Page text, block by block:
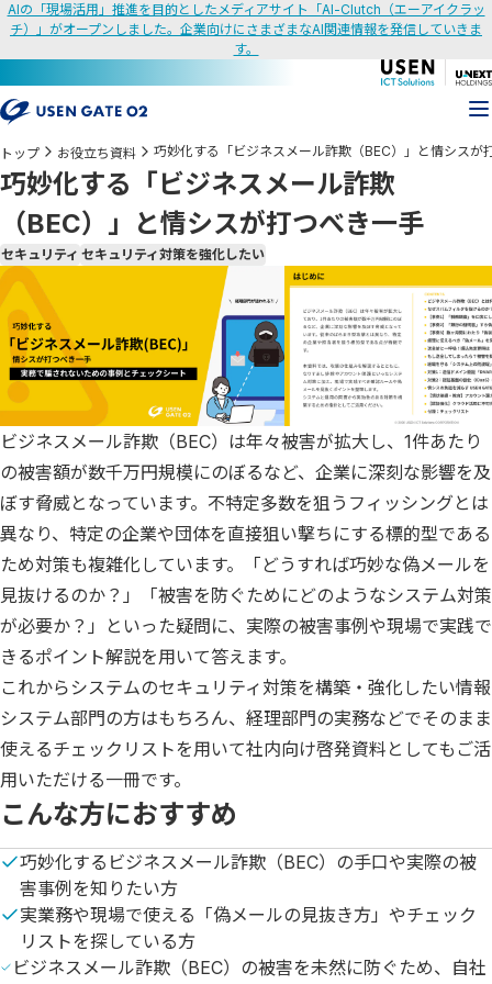
AIの「現場活用」推進を目的としたメディアサイト「AI-Clutch（エーアイクラッ
チ）」がオープンしました。企業向けにさまざまなAI関連情報を発信していきま
す。
トップ お役立ち資料 巧妙化する「ビジネスメール詐欺（BEC）」と情シスが
巧妙化する「ビジネスメール詐欺
（BEC）」と情シスが打つべき一手
セキュリティ セキュリティ対策を強化したい
ビジネスメール詐欺（BEC）は年々被害が拡大し、1件あたり
の被害額が数千万円規模にのぼるなど、企業に深刻な影響を及
ぼす脅威となっています。不特定多数を狙うフィッシングとは
異なり、特定の企業や団体を直接狙い撃ちにする標的型である
ため対策も複雑化しています。「どうすれば巧妙な偽メールを
見抜けるのか？」「被害を防ぐためにどのようなシステム対策
が必要か？」といった疑問に、実際の被害事例や現場で実践で
きるポイント解説を用いて答えます。
これからシステムのセキュリティ対策を構築・強化したい情報
システム部門の方はもちろん、経理部門の実務などでそのまま
使えるチェックリストを用いて社内向け啓発資料としてもご活
用いただける一冊です。
こんな方におすすめ
巧妙化するビジネスメール詐欺（BEC）の手口や実際の被
害事例を知りたい方
実業務や現場で使える「偽メールの見抜き方」やチェック
リストを探している方
ビジネスメール詐欺（BEC）の被害を未然に防ぐため、自社